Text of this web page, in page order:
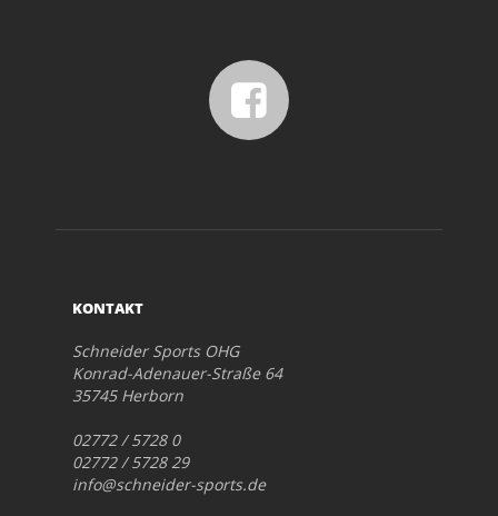
KONTAKT
Schneider Sports OHG
Konrad-Adenauer-Straße 64
35745 Herborn
02772 / 5728 0
02772 / 5728 29
info@schneider-sports.de